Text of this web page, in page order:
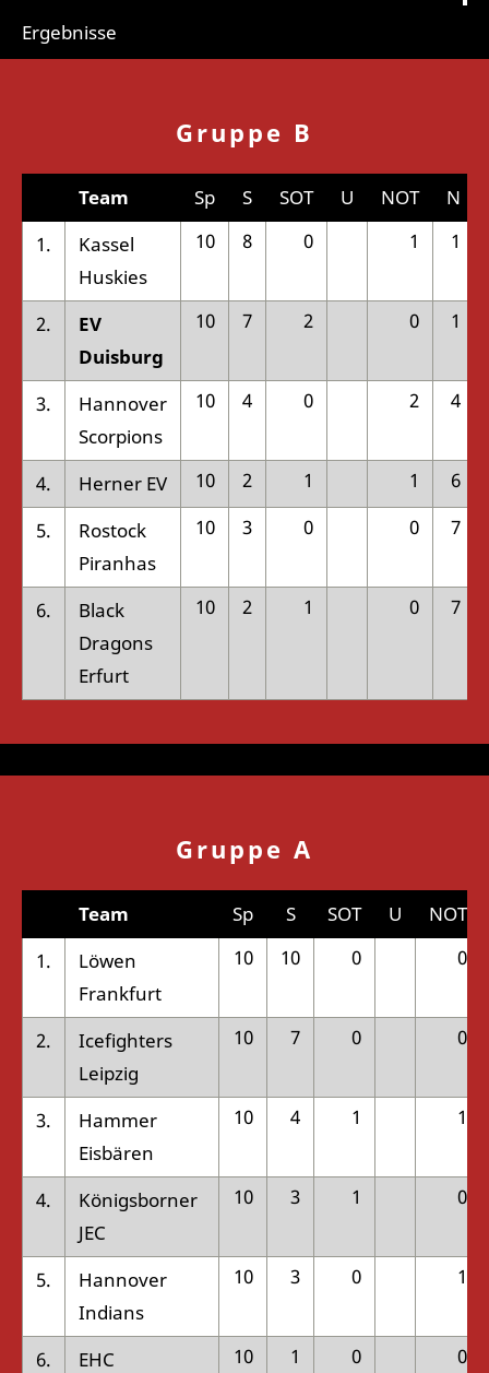
Ergebnisse
Gruppe B
Team Sp S SOT U NOT
N
1.
Kassel
Huskies
10 8 0 1 1
2.
EV
Duisburg
10 7 2 0 1
3.
Hannover
Scorpions
10 4 0 2 4
4. Herner EV 10 2 1 1 6
5.
Rostock
Piranhas
10 3 0 0 7
6.
Black
Dragons
Erfurt
10 2 1 0 7
Gruppe A
Team Sp S SOT U
NOT
1.
Löwen
Frankfurt
10 10 0 0
2.
Icefighters
Leipzig
10 7 0 0
3.
Hammer
Eisbären
10 4 1 1
4.
Königsborner
JEC
10 3 1 0
5.
Hannover
Indians
10 3 0 1
6.
EHC
10 1 0 0